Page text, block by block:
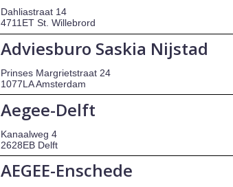
Dahliastraat 14
4711ET St. Willebrord
Adviesburo Saskia Nijstad
Prinses Margrietstraat 24
1077LA Amsterdam
Aegee-Delft
Kanaalweg 4
2628EB Delft
AEGEE-Enschede